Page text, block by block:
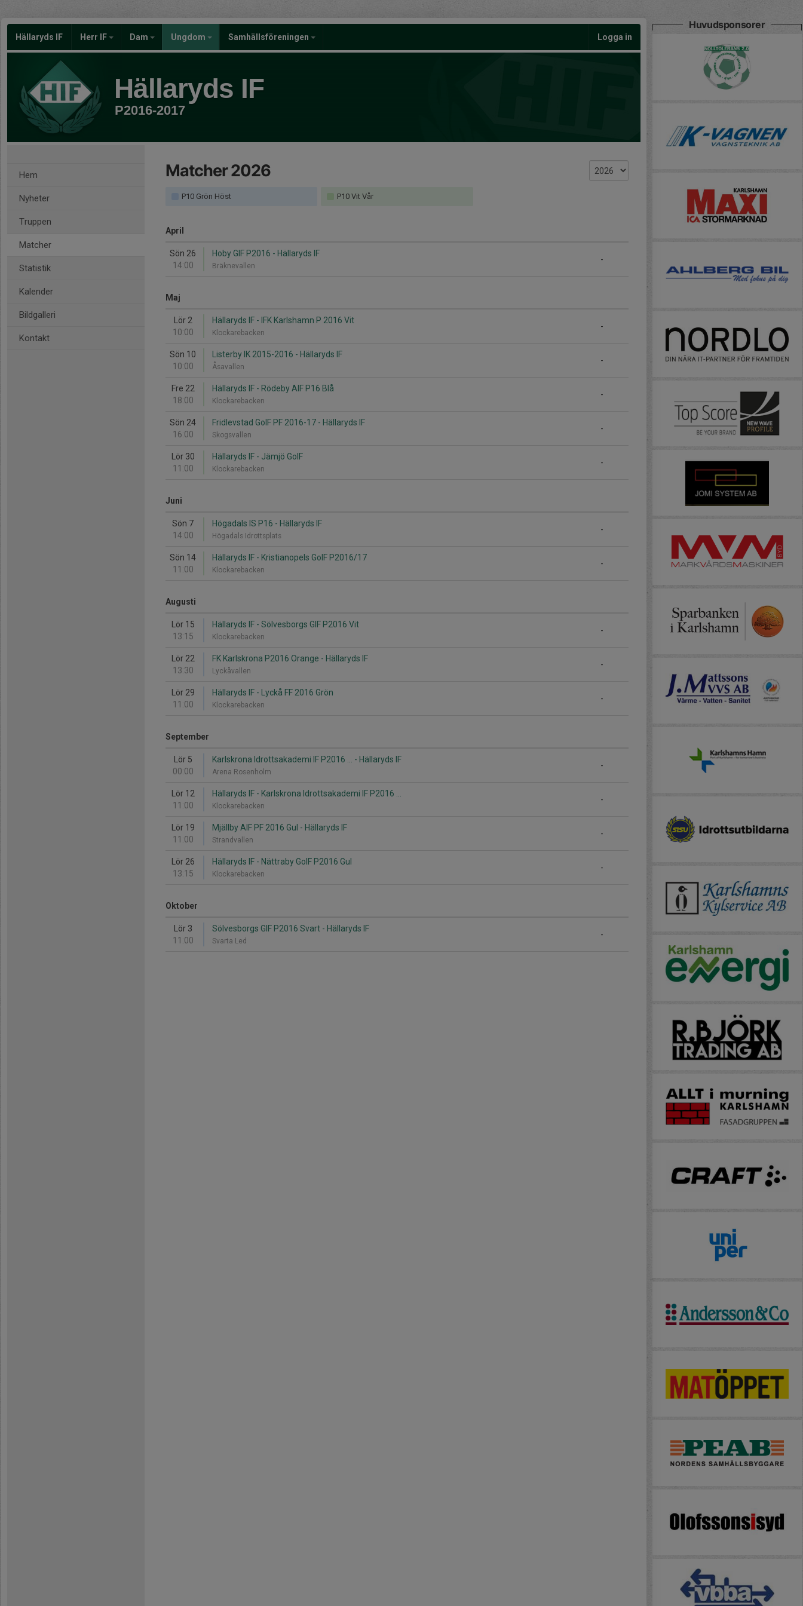
Hällaryds IF Herr IF Dam Ungdom Samhällsföreningen Logga in
Hällaryds IF
P2016-2017
Hem
Nyheter
Truppen
Matcher
Statistik
Kalender
Bildgalleri
Kontakt
Matcher 2026
P10 Grön Höst P10 Vit Vår
April
Sön 26
14:00
-
Hoby GIF P2016 - Hällaryds IF
Bräknevallen
Maj
Lör 2
10:00
-
Hällaryds IF - IFK Karlshamn P 2016 Vit
Klockarebacken
Sön 10
10:00
-
Listerby IK 2015-2016 - Hällaryds IF
Åsavallen
Fre 22
18:00
-
Hällaryds IF - Rödeby AIF P16 Blå
Klockarebacken
Sön 24
16:00
-
Fridlevstad GoIF PF 2016-17 - Hällaryds IF
Skogsvallen
Lör 30
11:00
-
Hällaryds IF - Jämjö GoIF
Klockarebacken
Juni
Sön 7
14:00
-
Högadals IS P16 - Hällaryds IF
Högadals Idrottsplats
Sön 14
11:00
-
Hällaryds IF - Kristianopels GoIF P2016/17
Klockarebacken
Augusti
Lör 15
13:15
-
Hällaryds IF - Sölvesborgs GIF P2016 Vit
Klockarebacken
Lör 22
13:30
-
FK Karlskrona P2016 Orange - Hällaryds IF
Lyckåvallen
Lör 29
11:00
-
Hällaryds IF - Lyckå FF 2016 Grön
Klockarebacken
September
Lör 5
00:00
-
Karlskrona Idrottsakademi IF P2016 ... - Hällaryds IF
Arena Rosenholm
Lör 12
11:00
-
Hällaryds IF - Karlskrona Idrottsakademi IF P2016 ...
Klockarebacken
Lör 19
11:00
-
Mjällby AIF PF 2016 Gul - Hällaryds IF
Strandvallen
Lör 26
13:15
-
Hällaryds IF - Nättraby GoIF P2016 Gul
Klockarebacken
Oktober
Lör 3
11:00
-
Sölvesborgs GIF P2016 Svart - Hällaryds IF
Svarta Led
Huvudsponsorer